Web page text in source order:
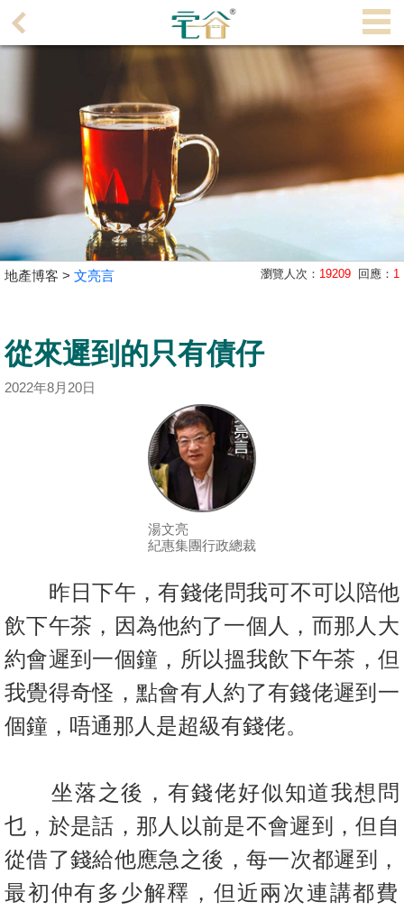
理
搵
業
主
宅
谷
產
聞
數
據
置
業
手
冊
地產博客 > 文亮言 瀏覽人次： 19209 回應： 1
從來遲到的只有債仔
2022年8月20日
湯文亮
紀惠集團行政總裁
昨日下午，有錢佬問我可不可以陪他
飲下午茶，因為他約了一個人， 而那人大
約會遲到一個鐘，所以搵我飲下午茶，但
我覺得奇怪，點會有人約了有錢佬遲到一
個鐘，唔通那人是超級有錢佬。
坐落之後，有錢佬好似知道我想問
乜，於是話，那人以前是不會遲到 ，但自
從借了錢給他應急之後，每一次都遲到，
最初仲有多少解釋， 但近兩次連講都費